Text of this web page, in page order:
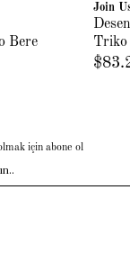
Bere
Join
Triko
için abone ol